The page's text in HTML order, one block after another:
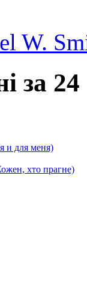
W.
за
и для меня)
хто прагне)